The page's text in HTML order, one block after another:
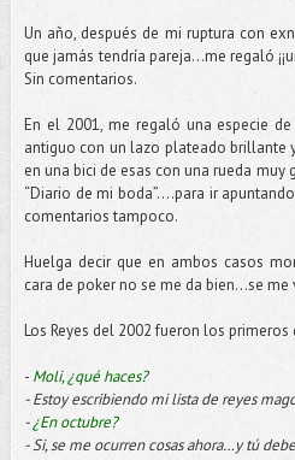
Un año, después de mi ruptura con
que jamás tendría pareja...me regaló
Sin comentarios.
En el 2001, me regaló una especie
antiguo con un lazo plateado brillante
en una bici de esas con una rueda
“Diario de mi boda”….para ir
comentarios tampoco.
Huelga decir que en ambos casos
cara de poker no se me da bien...se
Los Reyes del 2002 fueron los
- Moli, ¿qué haces?
- Estoy escribiendo mi lista de reyes
-¿En octubre?
- Si, se me ocurren cosas ahora…y tú